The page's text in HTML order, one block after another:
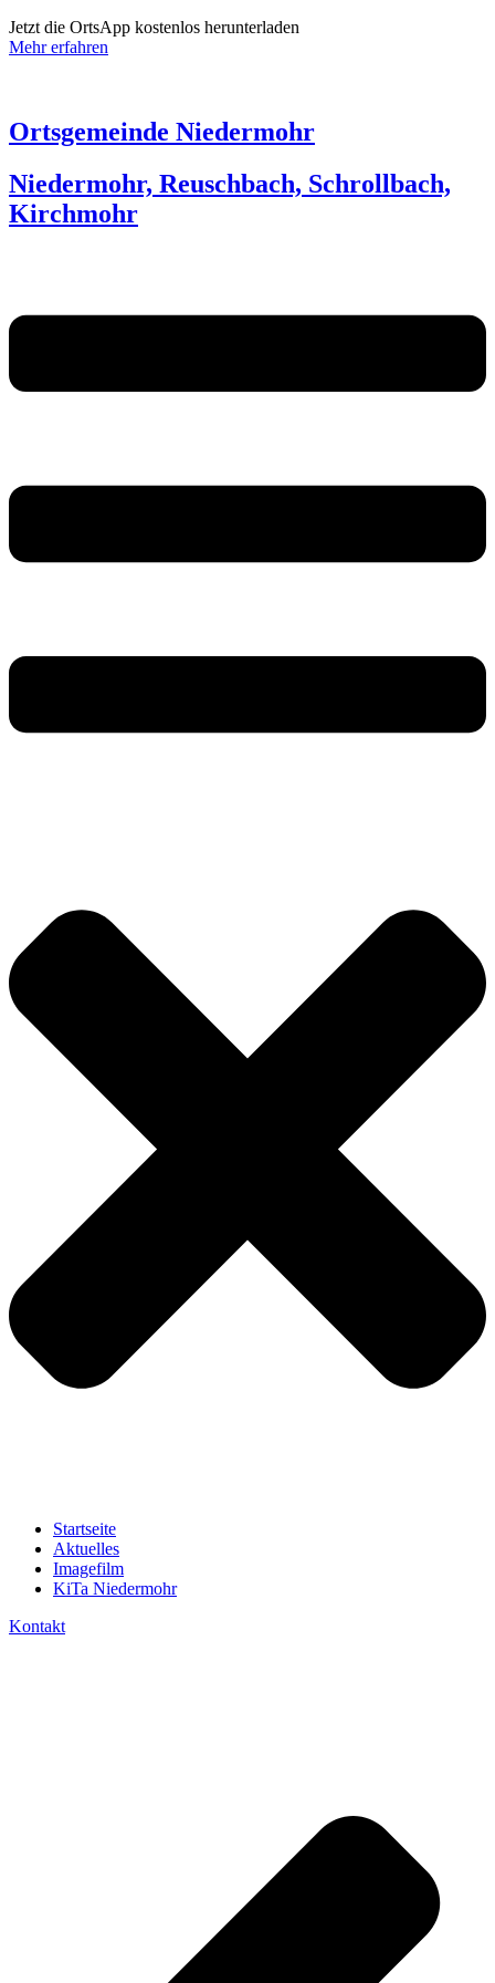
Jetzt die OrtsApp kostenlos herunterladen
Mehr erfahren
Ortsgemeinde Niedermohr
Niedermohr, Reuschbach, Schrollbach,
Kirchmohr
Startseite
Aktuelles
Imagefilm
KiTa Niedermohr
Kontakt